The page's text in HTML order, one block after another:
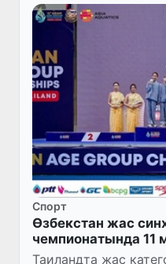
Спорт
Өзбекстан жас
чемпионатында 11
Таиландта жас